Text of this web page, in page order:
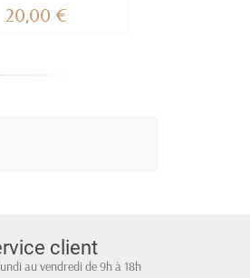
20,00 €
client
au vendredi de 9h à 18h